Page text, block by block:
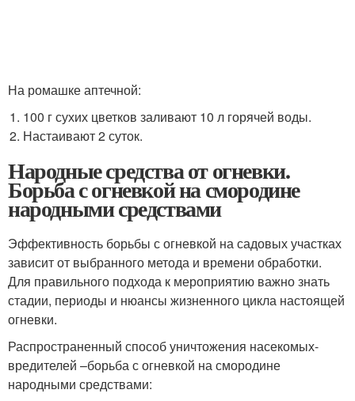
На ромашке аптечной:
100 г сухих цветков заливают 10 л горячей воды.
Настаивают 2 суток.
Народные средства от огневки.
Борьба с огневкой на смородине
народными средствами
Эффективность борьбы с огневкой на садовых участках
зависит от выбранного метода и времени обработки.
Для правильного подхода к мероприятию важно знать
стадии, периоды и нюансы жизненного цикла настоящей
огневки.
Распространенный способ уничтожения насекомых-
вредителей –борьба с огневкой на смородине
народными средствами: